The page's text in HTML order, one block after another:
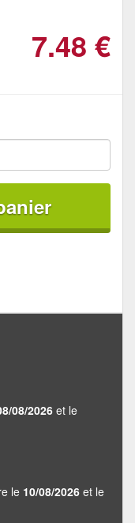
7.48 €
08/2026 et le
le 10/08/2026 et le